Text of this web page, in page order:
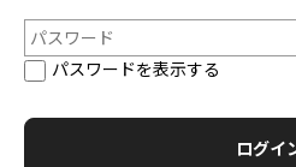
パスワードを表示する